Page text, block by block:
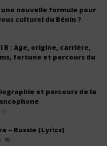
une nouvelle formule pour
culturel du Bénin ?
B : âge, origine, carrière,
fortune et parcours du
et parcours de la
0
– Russie (Lyrics)
1